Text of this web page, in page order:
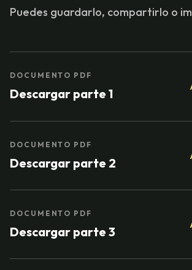
Puedes guardarlo, compartirlo o
DOCUMENTO PDF
Descargar parte 1
DOCUMENTO PDF
Descargar parte 2
DOCUMENTO PDF
Descargar parte 3